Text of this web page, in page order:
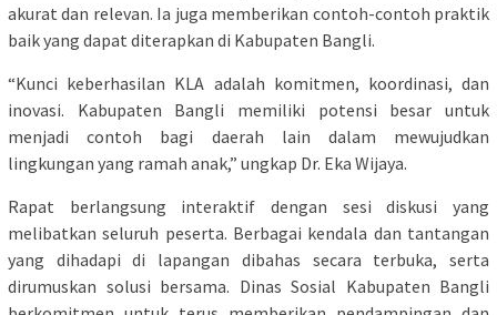
akurat dan relevan. Ia juga memberikan contoh-contoh praktik
baik yang dapat diterapkan di Kabupaten Bangli.
“Kunci keberhasilan KLA adalah komitmen, koordinasi, dan
inovasi. Kabupaten Bangli memiliki potensi besar untuk
menjadi contoh bagi daerah lain dalam mewujudkan
lingkungan yang ramah anak,” ungkap Dr. Eka Wijaya.
Rapat berlangsung interaktif dengan sesi diskusi yang
melibatkan seluruh peserta. Berbagai kendala dan tantangan
yang dihadapi di lapangan dibahas secara terbuka, serta
dirumuskan solusi bersama. Dinas Sosial Kabupaten Bangli